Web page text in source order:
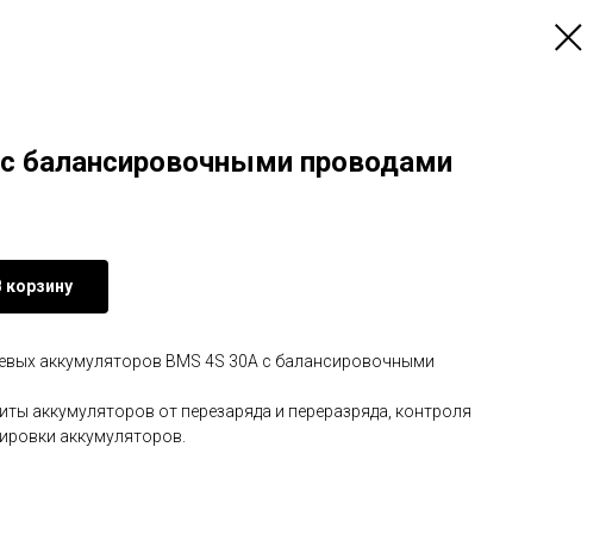
балансировочными проводами
корзину
аккумуляторов BMS 4S 30A с балансировочными
аккумуляторов от перезаряда и переразряда, контроля
аккумуляторов.